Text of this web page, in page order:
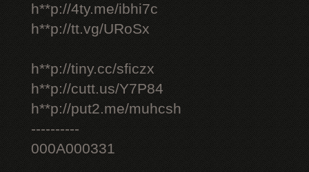
h**p://4ty.me/ibhi7c
h**p://tt.vg/URoSx
h**p://tiny.cc/sficzx
h**p://cutt.us/Y7P84
h**p://put2.me/muhcsh
----------
000A000331